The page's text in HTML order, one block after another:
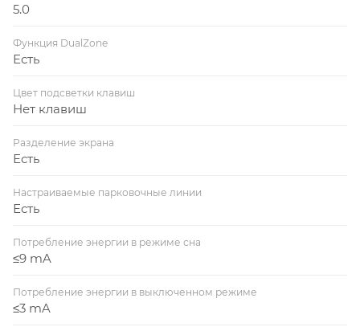
5.0
Функция DualZone
Есть
Цвет подсветки клавиш
Нет клавиш
Разделение экрана
Есть
Настраиваемые парковочные линии
Есть
Потребление энергии в режиме сна
≤9 mA
Потребление энергии в выключенном режиме
≤3 mA